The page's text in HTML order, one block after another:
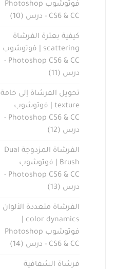
فوتوشوب Photoshop
CS6 & CC - درس (10)
كيفية بعثرة الفرشاة
scattering | فوتوشوب
Photoshop CS6 & CC -
درس (11)
تحويل الفرشاة إلى خامة
texture | فوتوشوب
Photoshop CS6 & CC -
درس (12)
الفرشاة المزدوجة Dual
Brush | فوتوشوب
Photoshop CS6 & CC -
درس (13)
الفرشاة متعددة الألوان
فوتوشوب Photoshop
CS6 & CC - درس (14)
فرشاة الشفافية